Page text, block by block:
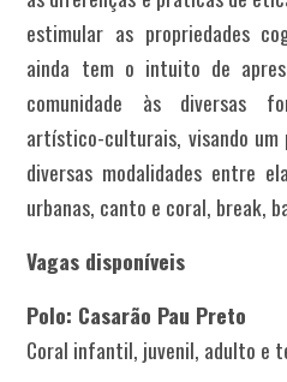
estimular as propriedades
ainda tem o intuito de
comunidade às diversas
artístico-culturais, visando
diversas modalidades entre
urbanas, canto e coral, break,
Vagas disponíveis
Polo: Casarão Pau Preto
Coral infantil, juvenil, adulto e